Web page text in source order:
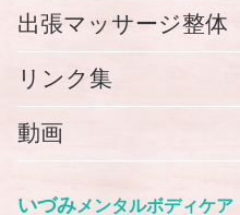
いづみメンタルボディケア
出張マッサージ整体
リンク集
動画